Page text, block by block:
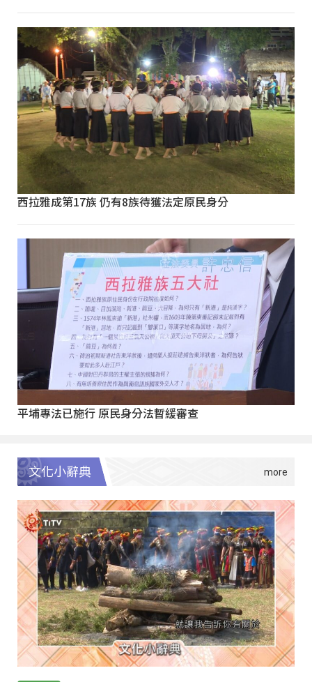
西拉雅成第17族 仍有8族待獲法定原民身分
平埔專法已施行 原民身分法暫緩審查
文化小辭典